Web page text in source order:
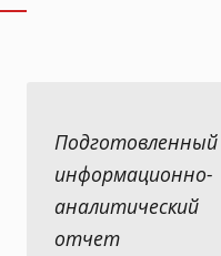
Подготовленный
информационно-
аналитический
отчет